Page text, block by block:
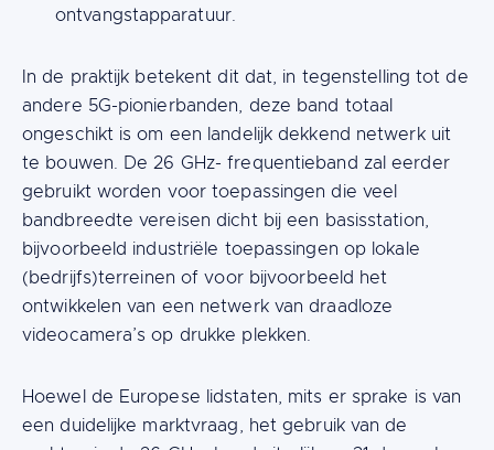
ontvangstapparatuur.
In de praktijk betekent dit dat, in tegenstelling tot de
andere 5G-pionierbanden, deze band totaal
ongeschikt is om een landelijk dekkend netwerk uit
te bouwen. De 26 GHz- frequentieband zal eerder
gebruikt worden voor toepassingen die veel
bandbreedte vereisen dicht bij een basisstation,
bijvoorbeeld industriële toepassingen op lokale
(bedrijfs)terreinen of voor bijvoorbeeld het
ontwikkelen van een netwerk van draadloze
videocamera’s op drukke plekken.
Hoewel de Europese lidstaten, mits er sprake is van
een duidelijke marktvraag, het gebruik van de